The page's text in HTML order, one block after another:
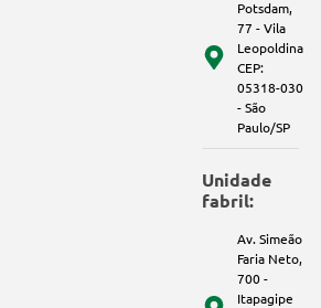
Potsdam,
77 - Vila
Leopoldina
CEP:
05318-030
- São
Paulo/SP
Unidade
fabril:
Av. Simeão
Faria Neto,
700 -
Itapagipe